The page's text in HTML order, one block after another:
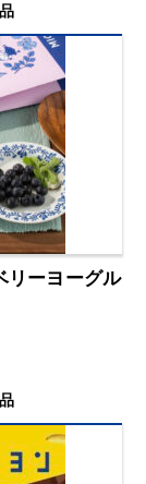
リーヨーグル